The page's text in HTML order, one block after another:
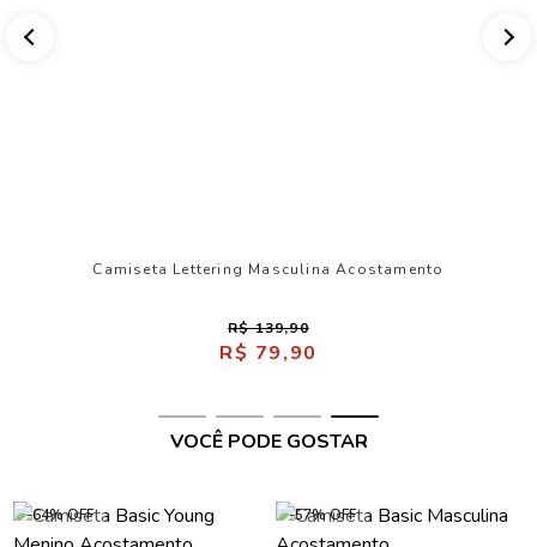
Camiseta Lettering Masculina Acostamento
R$ 139,90
R$ 79,90
VOCÊ PODE GOSTAR
-64% OFF -57% OFF